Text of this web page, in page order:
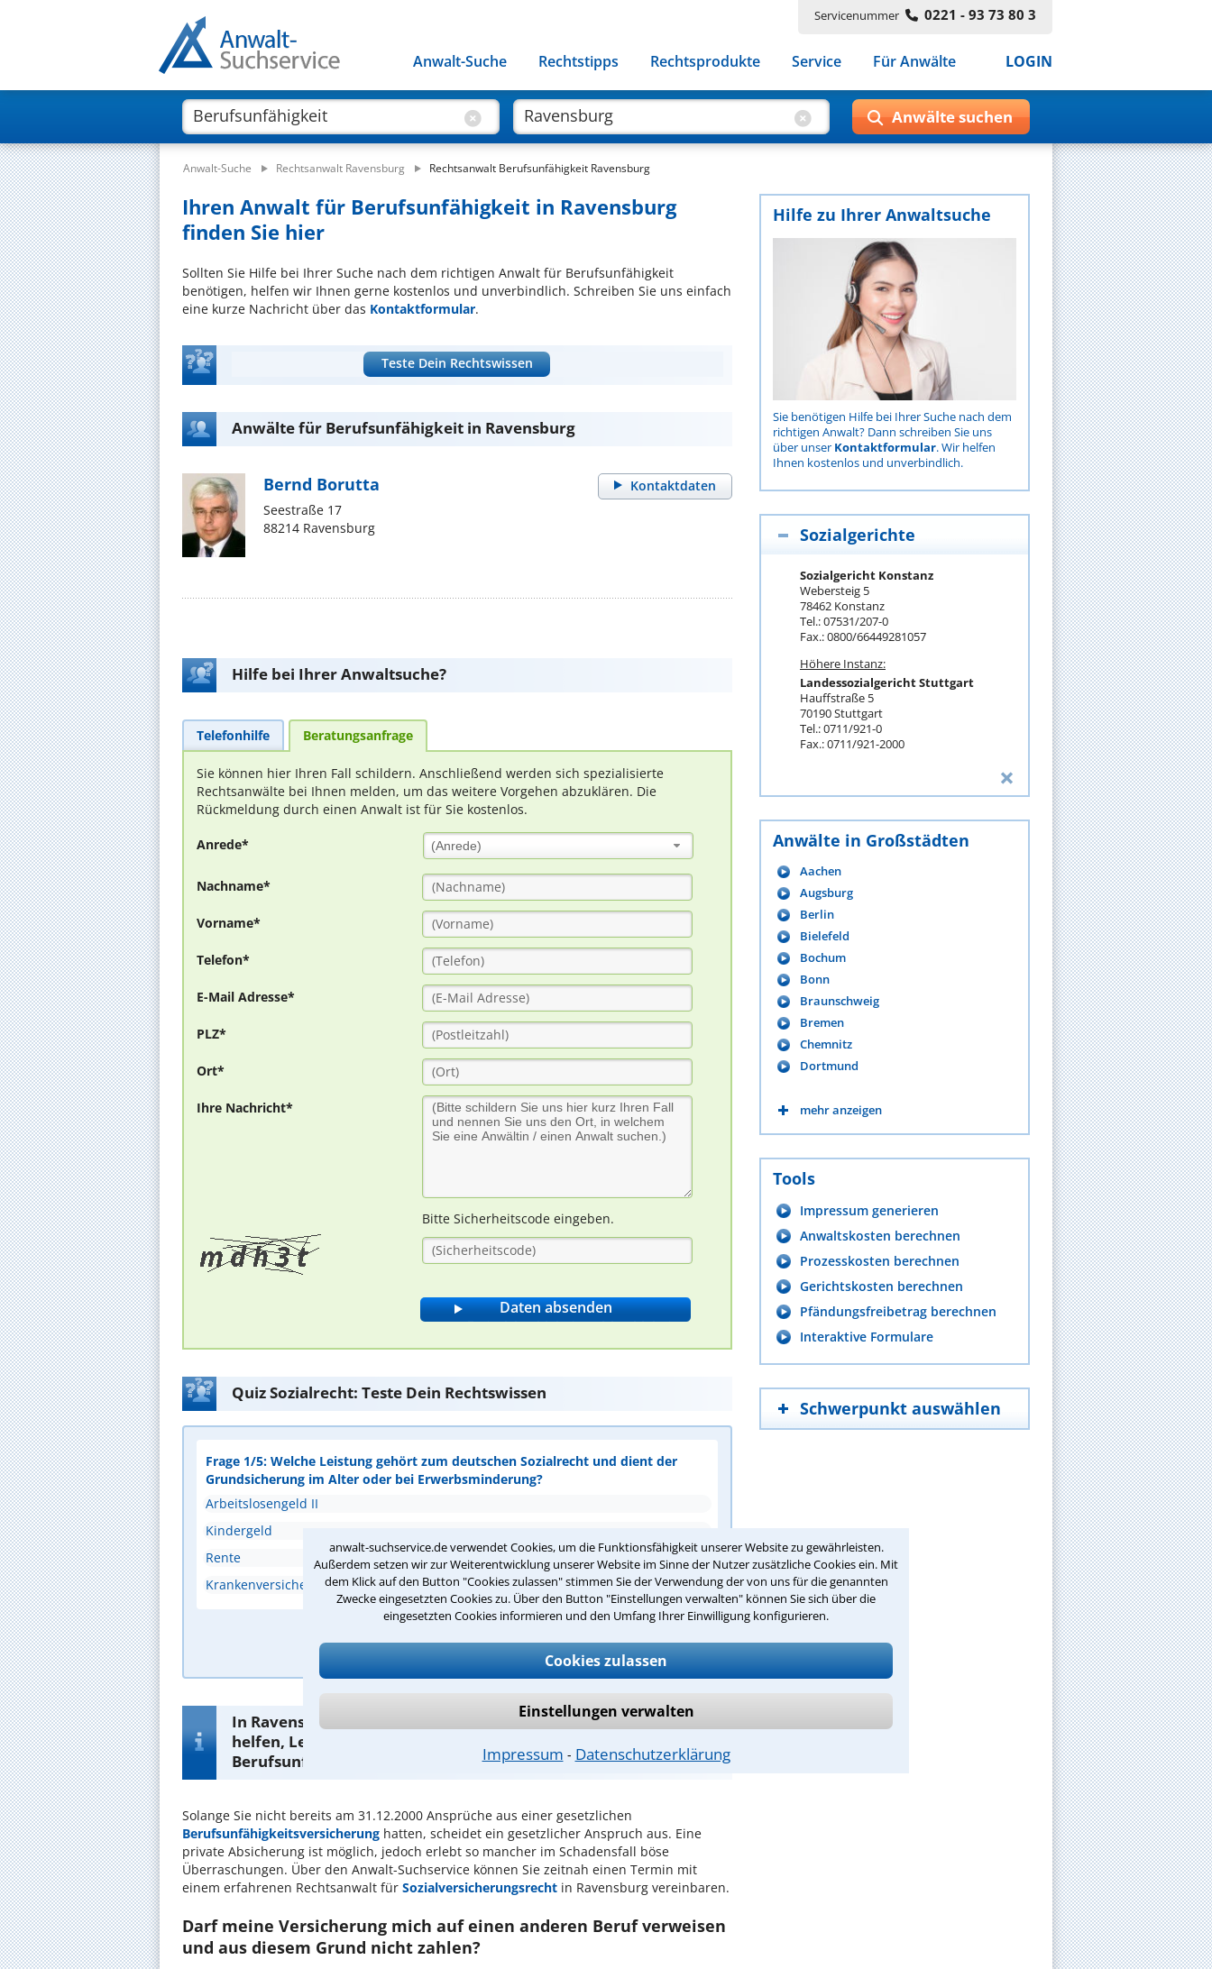
anwalt-suchservice.de verwendet Cookies, um die Funktionsfähigkeit unserer Website zu gewährleisten.
Außerdem setzen wir zur Weiterentwicklung unserer Website im Sinne der Nutzer zusätzliche Cookies ein. Mit
dem Klick auf den Button "Cookies zulassen" stimmen Sie der Verwendung der von uns für die genannten
Zwecke eingesetzten Cookies zu. Über den Button "Einstellungen verwalten" können Sie sich über die
eingesetzten Cookies informieren und den Umfang Ihrer Einwilligung konfigurieren.
Cookies zulassen
Einstellungen verwalten
Impressum ⁃ Datenschutzerklärung
Servicenummer 0221 - 93 73 80 3
Anwalt-Suche Rechtstipps Rechtsprodukte Service Für Anwälte LOGIN
Anwalt-Suche Rechtsanwalt Ravensburg Rechtsanwalt Berufsunfähigkeit Ravensburg
Ihren Anwalt für Berufsunfähigkeit in Ravensburg
finden Sie hier
Sollten Sie Hilfe bei Ihrer Suche nach dem richtigen Anwalt für Berufsunfähigkeit
benötigen, helfen wir Ihnen gerne kostenlos und unverbindlich. Schreiben Sie uns einfach
eine kurze Nachricht über das Kontaktformular.
Teste Dein Rechtswissen
Anwälte für Berufsunfähigkeit in Ravensburg
Kontaktdaten
Bernd Borutta
Seestraße 17
88214 Ravensburg
Hilfe bei Ihrer Anwaltsuche?
Telefonhilfe Beratungsanfrage
Sie können hier Ihren Fall schildern. Anschließend werden sich spezialisierte
Rechtsanwälte bei Ihnen melden, um das weitere Vorgehen abzuklären. Die
Rückmeldung durch einen Anwalt ist für Sie kostenlos.
Anrede* (Anrede)
Nachname*
Vorname*
Telefon*
E-Mail Adresse*
PLZ*
Ort*
Ihre Nachricht*
Bitte Sicherheitscode eingeben.
Quiz Sozialrecht: Teste Dein Rechtswissen
Frage 1/5: Welche Leistung gehört zum deutschen Sozialrecht und dient der
Grundsicherung im Alter oder bei Erwerbsminderung?
Arbeitslosengeld II
Kindergeld
Rente
Krankenversicherung
Antwort überprüfen
In Ravensburg gibt es erfahrene Rechtsanwälte, die Ihnen dabei
helfen, Leistungen aus einer Versicherung gegen
Berufsunfähigkeit zu erhalten.
Solange Sie nicht bereits am 31.12.2000 Ansprüche aus einer gesetzlichen
Berufsunfähigkeitsversicherung hatten, scheidet ein gesetzlicher Anspruch aus. Eine
private Absicherung ist möglich, jedoch erlebt so mancher im Schadensfall böse
Überraschungen. Über den Anwalt-Suchservice können Sie zeitnah einen Termin mit
einem erfahrenen Rechtsanwalt für Sozialversicherungsrecht in Ravensburg vereinbaren.
Darf meine Versicherung mich auf einen anderen Beruf verweisen
und aus diesem Grund nicht zahlen?
Hilfe zu Ihrer Anwaltsuche
Sie benötigen Hilfe bei Ihrer Suche nach dem
richtigen Anwalt? Dann schreiben Sie uns
über unser Kontaktformular. Wir helfen
Ihnen kostenlos und unverbindlich.
Sozialgerichte
Sozialgericht Konstanz
Webersteig 5
78462 Konstanz
Tel.: 07531/207-0
Fax.: 0800/66449281057
Höhere Instanz:
Landessozialgericht Stuttgart
Hauffstraße 5
70190 Stuttgart
Tel.: 0711/921-0
Fax.: 0711/921-2000
Anwälte in Großstädten
Aachen
Augsburg
Berlin
Bielefeld
Bochum
Bonn
Braunschweig
Bremen
Chemnitz
Dortmund
mehr anzeigen
Tools
Impressum generieren
Anwaltskosten berechnen
Prozesskosten berechnen
Gerichtskosten berechnen
Pfändungsfreibetrag berechnen
Interaktive Formulare
Schwerpunkt auswählen